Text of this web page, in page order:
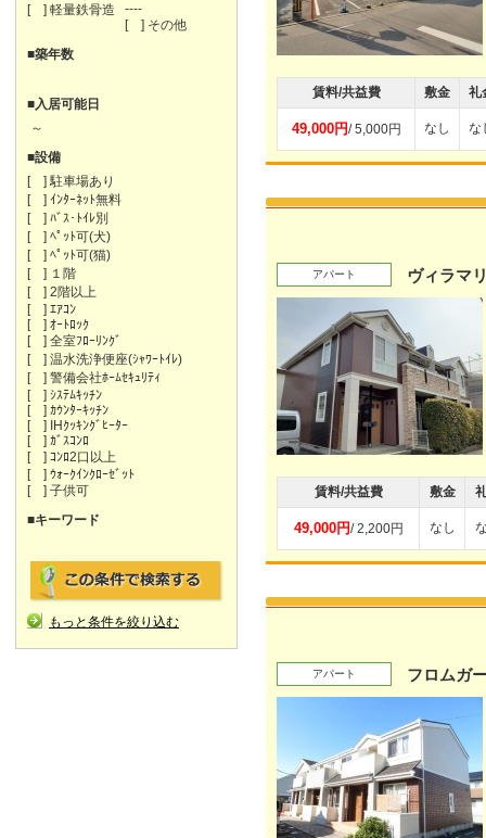
[ ] 軽量鉄骨造
----
[ ] その他
■築年数
■入居可能日
～
■設備
[ ] 駐車場あり
[ ] ｲﾝﾀｰﾈｯﾄ無料
[ ] ﾊﾞｽ･ﾄｲﾚ別
[ ] ﾍﾟｯﾄ可(犬)
[ ] ﾍﾟｯﾄ可(猫)
[ ] １階
[ ] 2階以上
[ ] ｴｱｺﾝ
[ ] ｵｰﾄﾛｯｸ
[ ] 全室ﾌﾛｰﾘﾝｸﾞ
[ ] 温水洗浄便座(ｼｬﾜｰﾄｲﾚ)
[ ] 警備会社ﾎｰﾑｾｷｭﾘﾃｨ
[ ] ｼｽﾃﾑｷｯﾁﾝ
[ ] ｶｳﾝﾀｰｷｯﾁﾝ
[ ] IHｸｯｷﾝｸﾞﾋｰﾀｰ
[ ] ｶﾞｽｺﾝﾛ
[ ] ｺﾝﾛ2口以上
[ ] ｳｫｰｸｲﾝｸﾛｰｾﾞｯﾄ
[ ] 子供可
■キーワード
もっと条件を絞り込む
賃料/共益費 敷金 礼
49,000円/ 5,000円 なし な
アパート ヴィラマ
賃料/共益費 敷金
49,000円/ 2,200円 なし
アパート フロムガ